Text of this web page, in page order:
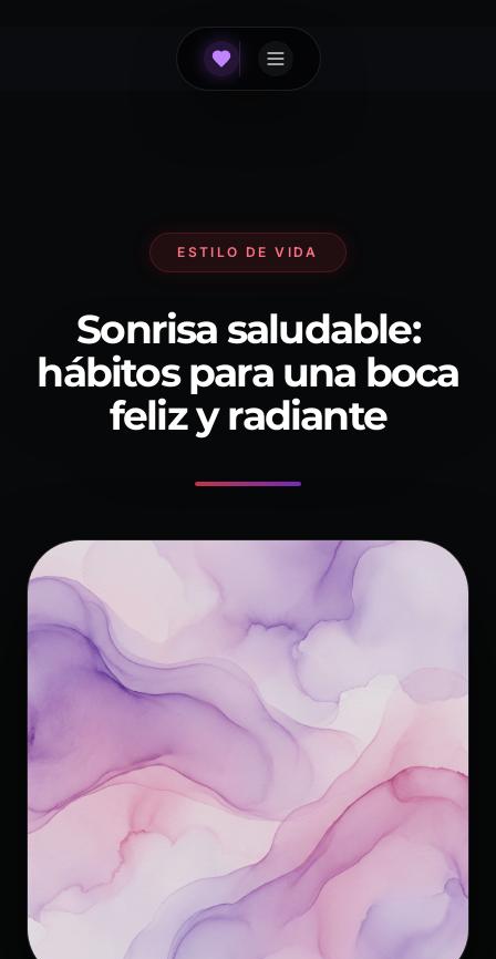
ESTILO DE VIDA
Sonrisa saludable:
hábitos para una boca
feliz y radiante